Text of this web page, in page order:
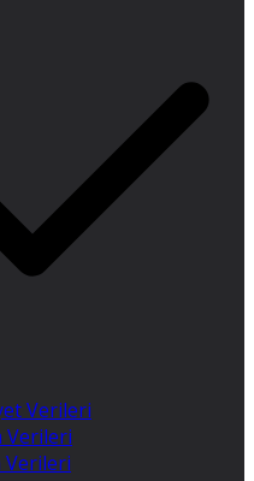
Verileri
Verileri
Verileri